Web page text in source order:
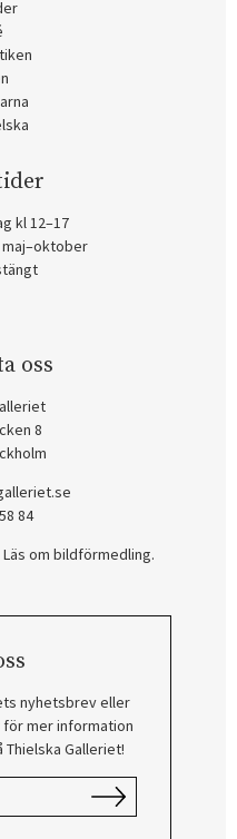
kl 12–17
maj–oktober
oss
8
84
om bildförmedling.
nyhetsbrev eller
mer information
Thielska Galleriet!